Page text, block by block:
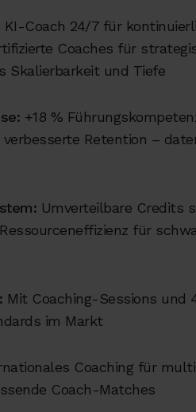
KI-Coach 24/7 für
Coaches für
Skalierbarkeit und Tiefe
+18 %
verbesserte Retention –
Umverteilbare Credits
für
Mit Coaching-Sessions und
im Markt
Coaching für
Coach-Matches